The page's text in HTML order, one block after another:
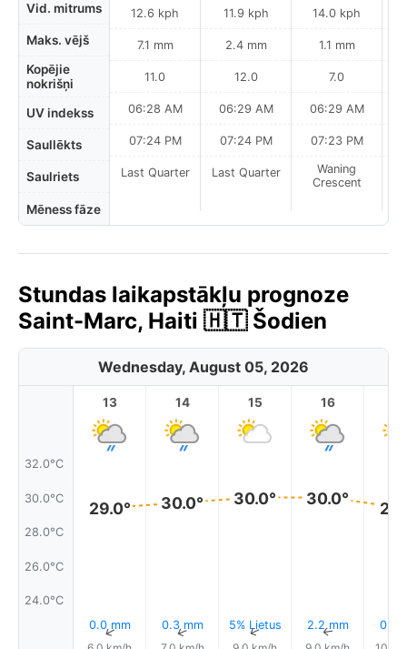
Vid. mitrums
Maks. vējš
Kopējie
nokrišņi
UV indekss
Saullēkts
Saulriets
Mēness fāze
12.6 kph
7.1 mm
11.0
06:28 AM
07:24 PM
Last Quarter
11.9 kph
2.4 mm
12.0
06:29 AM
07:24 PM
Last Quarter
14.0 kph
1.1 mm
7.0
06:29 AM
07:23 PM
Waning
Crescent
Stundas laikapstākļu prognoze
Saint-Marc, Haiti 🇭🇹 Šodien
Wednesday, August 05, 2026
32.0°C
30.0°C
28.0°C
26.0°C
24.0°C
13
29.0°
0.0 mm
↑
14
30.0°
0.3 mm
↑
15
30.0°
5% Lietus
↑
16
30.0°
2.2 mm
↑ 0.0